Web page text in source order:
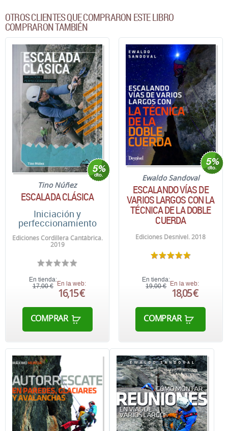
OTROS CLIENTES QUE COMPRARON ESTE LIBRO
COMPRARON TAMBIÉN
Tino Núñez
ESCALADA CLÁSICA
Iniciación y
perfeccionamiento
Ediciones Cordillera Cantábrica.
2019
En tienda:
17,00 € En la web:
16,15 €
COMPRAR
Ewaldo Sandoval
ESCALANDO VÍAS DE
VARIOS LARGOS CON LA
TÉCNICA DE LA DOBLE
CUERDA
Ediciones Desnivel. 2018
En tienda:
19,00 € En la web:
18,05 €
COMPRAR